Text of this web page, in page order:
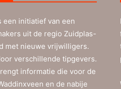
een initiatief van een
uit de regio Zuidplas-
met nieuwe vrijwilligers.
verschillende tipgevers.
informatie die voor de
en de nabije